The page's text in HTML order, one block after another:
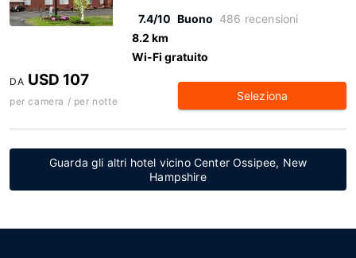
7.4/10 Buono 486 recensioni
8.2 km
Wi-Fi gratuito
DA USD 107
per camera / per notte Seleziona
Guarda gli altri hotel vicino Center Ossipee, New
Hampshire